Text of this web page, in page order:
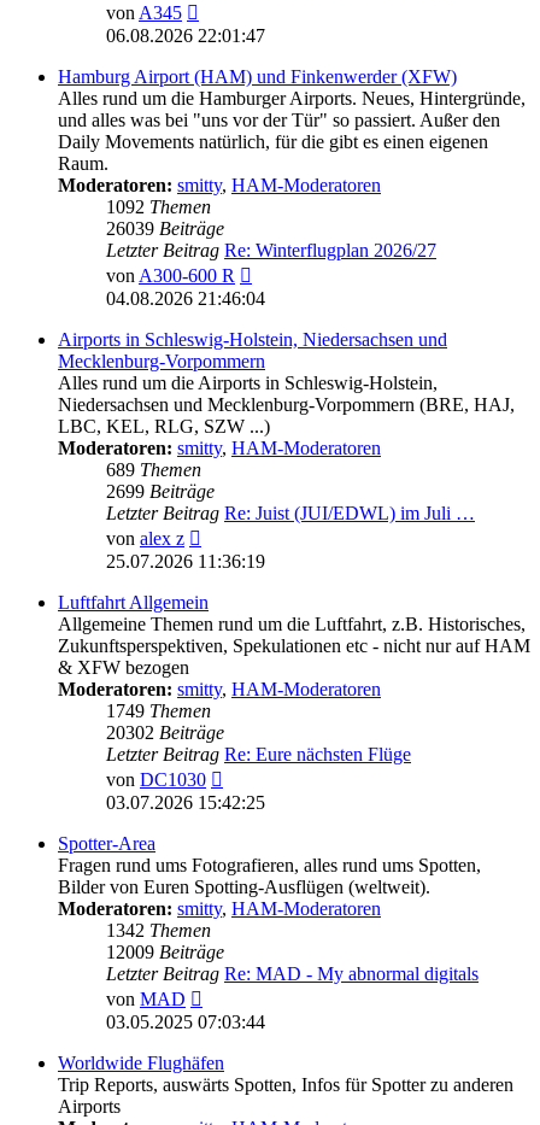
vonA345
Beitrag
06.08.2026 22:01:47
Hamburg Airport (HAM) und Finkenwerder (XFW)
Alles rund um die Hamburger Airports. Neues, Hintergründe,
und alles was bei "uns vor der Tür" so passiert. Außer den
Daily Movements natürlich, für die gibt es einen eigenen
Raum.
Moderatoren: smitty, HAM-Moderatoren
1092 Themen
26039 Beiträge
Letzter Beitrag Re: Winterflugplan 2026/27
vonA300-600 R
Beitrag
04.08.2026 21:46:04
Airports in Schleswig-Holstein, Niedersachsen und
Mecklenburg-Vorpommern
Alles rund um die Airports in Schleswig-Holstein,
Niedersachsen und Mecklenburg-Vorpommern (BRE, HAJ,
LBC, KEL, RLG, SZW ...)
Moderatoren: smitty, HAM-Moderatoren
689 Themen
2699 Beiträge
Letzter Beitrag Re: Juist (JUI/EDWL) im Juli …
von alex z
Beitrag
25.07.2026 11:36:19
Luftfahrt Allgemein
Allgemeine Themen rund um die Luftfahrt, z.B. Historisches,
Zukunftsperspektiven, Spekulationen etc - nicht nur auf HAM
& XFW bezogen
Moderatoren: smitty, HAM-Moderatoren
1749 Themen
20302 Beiträge
Letzter Beitrag Re: Eure nächsten Flüge
von DC1030
Beitrag
03.07.2026 15:42:25
Spotter-Area
Fragen rund ums Fotografieren, alles rund ums Spotten,
Bilder von Euren Spotting-Ausflügen (weltweit).
Moderatoren: smitty, HAM-Moderatoren
1342 Themen
12009 Beiträge
Letzter Beitrag Re: MAD - My abnormal digitals
von MAD
Beitrag
03.05.2025 07:03:44
Worldwide Flughäfen
Trip Reports, auswärts Spotten, Infos für Spotter zu anderen
Airports